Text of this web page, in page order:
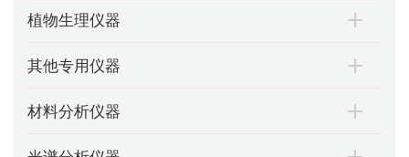
植物生理仪器
其他专用仪器
材料分析仪器